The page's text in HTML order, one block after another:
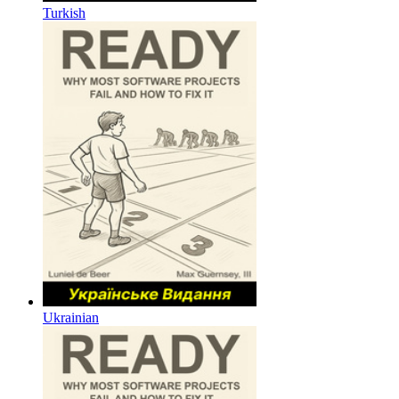
Turkish
Ukrainian